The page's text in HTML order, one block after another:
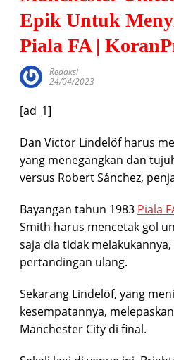
Epik Untuk
Piala FA |
Redaksi
24/04/2023
[ad_1]
Dan Victor Lindelöf harus
yang menegangkan dan
versus Robert Sánchez,
Bayangan tahun 1983 Piala
Smith harus mencetak gol
saja dia tidak
pertandingan ulang.
Sekarang Lindelöf, yang
kesempatannya,
Manchester City di final.